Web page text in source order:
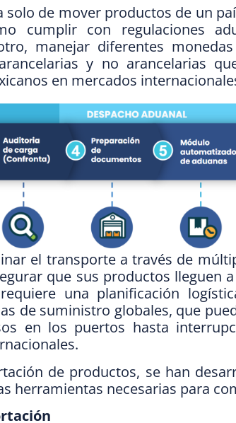
de mover productos de un
cumplir con regulaciones
manejar diferentes
y no arancelarias
en mercados
el transporte a través de
que sus productos lleguen
una planificación
de suministro globales, que
en los puertos hasta
de productos, se han
herramientas necesarias para